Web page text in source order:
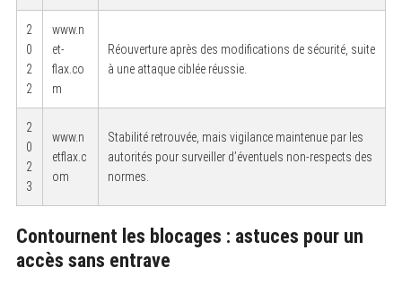
2
0
2
2
www.n
et-
flax.co
m
Réouverture après des modifications de sécurité, suite
à une attaque ciblée réussie.
2
0
2
3
www.n
etflax.c
om
Stabilité retrouvée, mais vigilance maintenue par les
autorités pour surveiller d’éventuels non-respects des
normes.
Contournent les blocages : astuces pour un
accès sans entrave
S
a